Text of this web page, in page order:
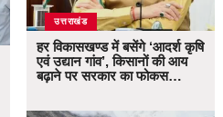
उत्तराखंड
हर विकासखण्ड में बसेंगे ‘आदर्श कृषि
एवं उद्यान गांव’, किसानों की आय
बढ़ाने पर सरकार का फोकस…